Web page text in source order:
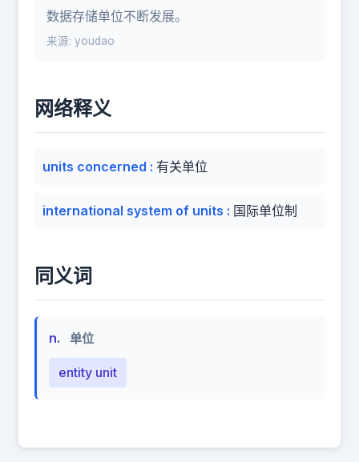
数据存储单位不断发展。
来源: youdao
网络释义
units concerned : 有关单位
international system of units : 国际单位制
同义词
n. 单位
entity unit